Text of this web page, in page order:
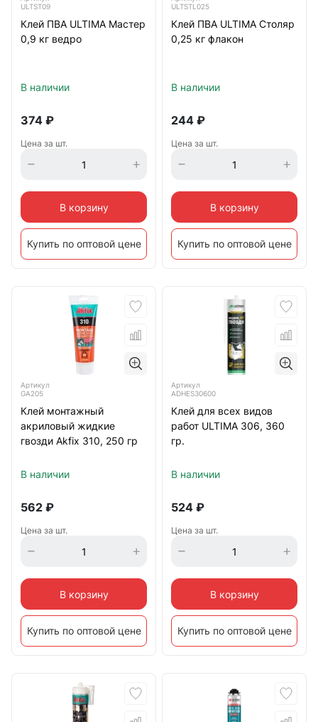
ULTST09
Клей ПВА ULTIMA Мастер
0,9 кг ведро
В наличии
374 ₽
Цена за шт.
В корзину
Купить по оптовой цене
ULTSTL025
Клей ПВА ULTIMA Столяр
0,25 кг флакон
В наличии
244 ₽
Цена за шт.
В корзину
Купить по оптовой цене
Артикул
GA205
Клей монтажный
акриловый жидкие
гвозди Akfix 310, 250 гр
В наличии
562 ₽
Цена за шт.
В корзину
Купить по оптовой цене
Артикул
ADHES30600
Клей для всех видов
работ ULTIMA 306, 360
гр.
В наличии
524 ₽
Цена за шт.
В корзину
Купить по оптовой цене